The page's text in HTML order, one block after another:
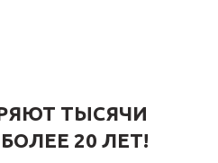
ТЫСЯЧИ
20 ЛЕТ!